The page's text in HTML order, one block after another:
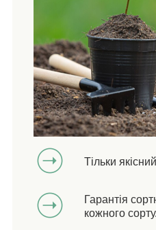
Тільки
Гарантія
кожного сорту.